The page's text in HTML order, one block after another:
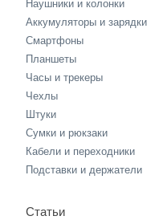
Аккумуляторы и зарядки
Смартфоны
Планшеты
Часы и трекеры
Чехлы
Штуки
Сумки и рюкзаки
Кабели и переходники
Подставки и держатели
Статьи